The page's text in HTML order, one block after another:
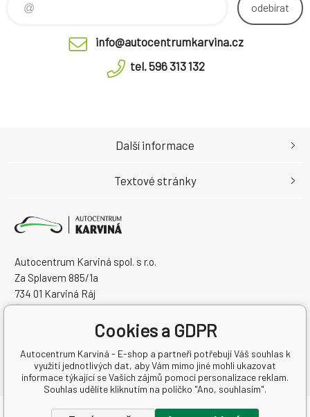
odebírat
info@autocentrumkarvina.cz
tel. 596 313 132
Autocentrum Karviná spol. s r.o.
Za Splavem 885/1a
734 01 Karviná Ráj
Česká Republika
Další informace
Textové stránky
Cookies a GDPR
Autocentrum Karviná - E-shop a partneři potřebují Váš souhlas k
využití jednotlivých dat, aby Vám mimo jiné mohli ukazovat
informace týkající se Vašich zájmů pomocí personalizace reklam.
Souhlas udělíte kliknutím na políčko "Ano, souhlasím".